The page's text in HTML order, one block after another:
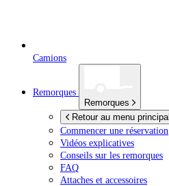
Camions
Remorques
Remorques
Retour au menu principal
Commencer une réservation
Vidéos explicatives
Conseils sur les remorques
FAQ
Attaches et accessoires